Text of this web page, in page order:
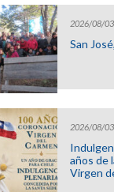
2026/08/03
San
2026/08/03
años de
Virgen